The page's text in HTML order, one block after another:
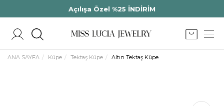
Açılışa Özel %25 İNDİRİM
ANA SAYFA Küpe Tektaş Küpe Altın Tektaş Küpe